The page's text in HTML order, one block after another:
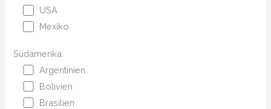
USA
Mexiko
Südamerika:
Argentinien
Bolivien
Brasilien